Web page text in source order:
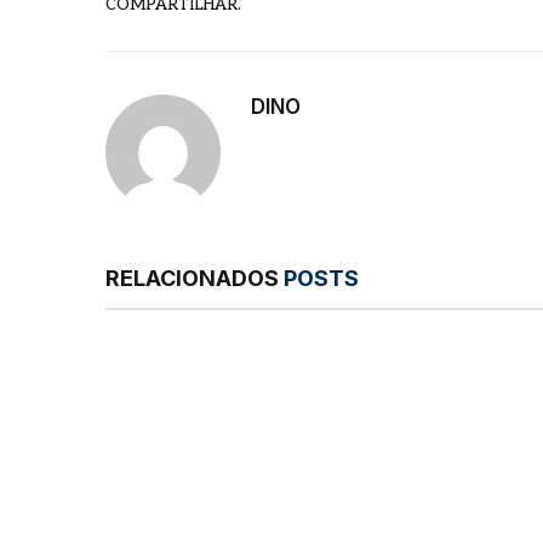
COMPARTILHAR.
DINO
RELACIONADOS POSTS